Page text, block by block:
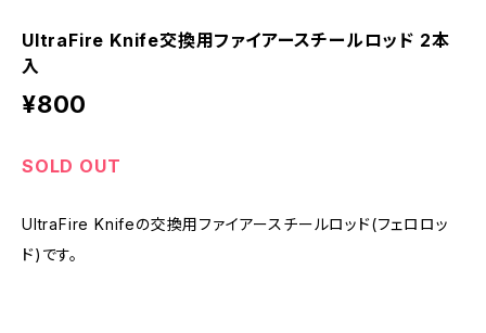
UltraFire Knife交換用ファイアースチールロッド 2本
入
¥800
SOLD OUT
UltraFire Knifeの交換用ファイアースチールロッド(フェロロッ
ド)です。